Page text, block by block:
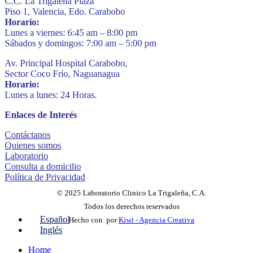
Piso 1, Valencia, Edo. Carabobo
Horario:
Lunes a viernes: 6:45 am – 8:00 pm
Sábados y domingos: 7:00 am – 5:00 pm
Av. Principal Hospital Carabobo,
Sector Coco Frío, Naguanagua
Horario:
Lunes a lunes: 24 Horas.
Enlaces de Interés
Contáctanos
Quienes somos
Laboratorio
Consulta a domicilio
Política de Privacidad
© 2025 Laboratorio Clinico La Trigaleña, C.A.
Todos los derechos reservados
Hecho con porKiwi - Agencia Creativa
Español
Inglés
Home